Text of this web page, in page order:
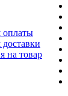
оплаты
на товар